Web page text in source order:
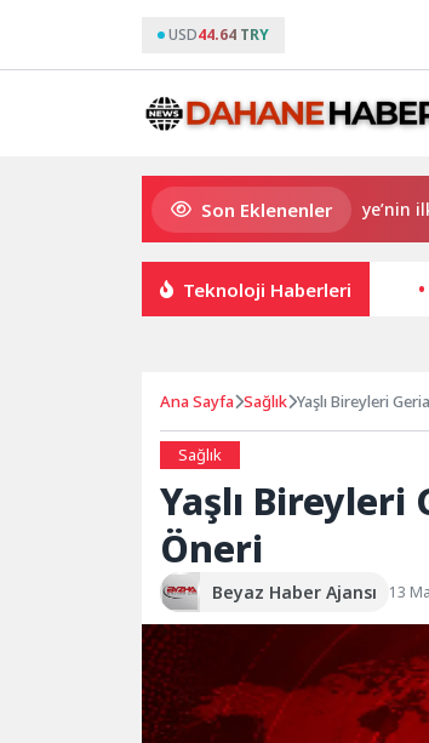
USD44.64 TRY
Son Eklenenler
Gupi ve Gülmeyen Kral Türkiye’nin ilk IMAX®
Teknoloji Haberleri
Ana Sayfa Sağlık Yaşlı Bireyleri
Sağlık
Yaşlı Bireyleri
Öneri
Beyaz Haber Ajansı 13